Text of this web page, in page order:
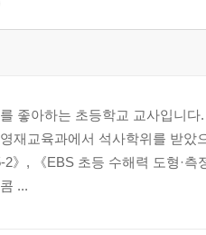
좋아하는 초등학교 교사입니
재교육과에서 석사학위를 받았
2》, 《EBS 초등 수해력 도형·
...